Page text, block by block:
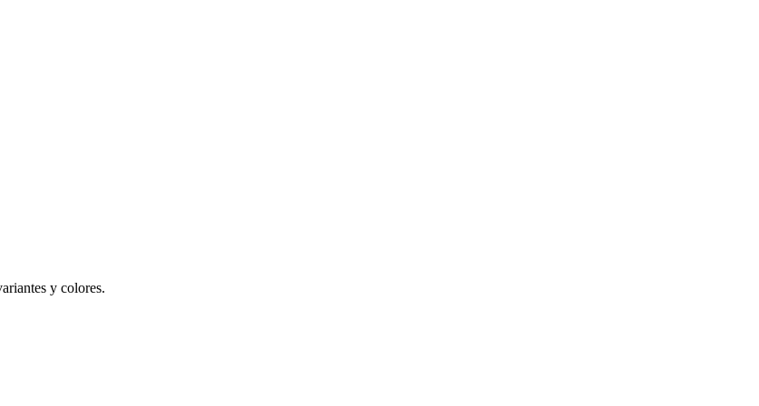
y colores.